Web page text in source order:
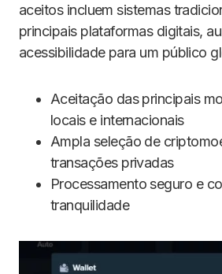
aceitos incluem sistemas
principais plataformas digitais,
acessibilidade para um público
Aceitação das principais
locais e internacionais
Ampla seleção de
transações privadas
Processamento seguro e
tranquilidade